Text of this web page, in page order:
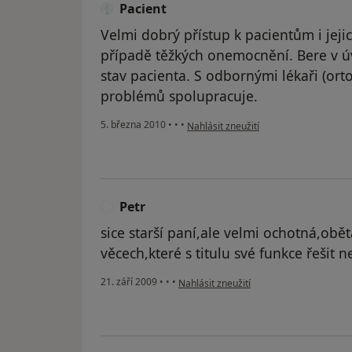
Pacient
Velmi dobrý přístup k pacientům i
případě těžkých onemocnění. Bere v
stav pacienta. S odbornými lékaři
problémů spolupracuje.
5. března 2010 • • • podle názoru uživatele Pacient
Nahlásit zneužití
Petr
sice starší paní,ale velmi
věcech,které s titulu své funkce řešit
21. září 2009 • • • podle názoru uživatele Petr
Nahlásit zneužití